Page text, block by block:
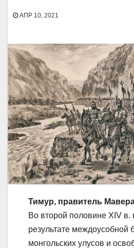
АПР 10, 2021
Тимур, правитель
Во второй половине XIV
результате междоусобной
монгольских улусов и